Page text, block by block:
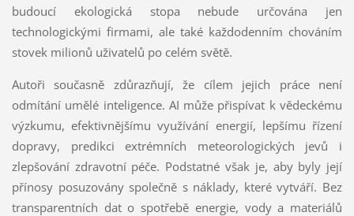
budoucí ekologická stopa nebude určována jen
technologickými firmami, ale také každodenním chováním
stovek milionů uživatelů po celém světě.
Autoři současně zdůrazňují, že cílem jejich práce není
odmítání umělé inteligence. AI může přispívat k vědeckému
výzkumu, efektivnějšímu využívání energií, lepšímu řízení
dopravy, predikci extrémních meteorologických jevů i
zlepšování zdravotní péče. Podstatné však je, aby byly její
přínosy posuzovány společně s náklady, které vytváří. Bez
transparentních dat o spotřebě energie, vody a materiálů